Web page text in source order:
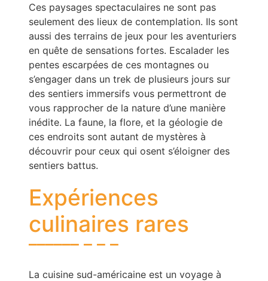
Ces paysages spectaculaires ne sont pas
seulement des lieux de contemplation. Ils sont
aussi des terrains de jeux pour les aventuriers
en quête de sensations fortes. Escalader les
pentes escarpées de ces montagnes ou
s’engager dans un trek de plusieurs jours sur
des sentiers immersifs vous permettront de
vous rapprocher de la nature d’une manière
inédite. La faune, la flore, et la géologie de
ces endroits sont autant de mystères à
découvrir pour ceux qui osent s’éloigner des
sentiers battus.
Expériences
culinaires rares
La cuisine sud-américaine est un voyage à